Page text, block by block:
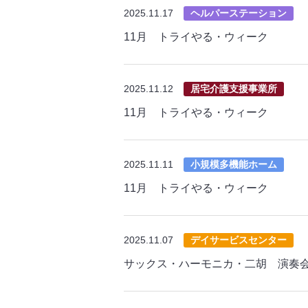
2025.11.17 ヘルパーステーション
11月 トライやる・ウィーク
2025.11.12 居宅介護支援事業所
11月 トライやる・ウィーク
2025.11.11 小規模多機能ホーム
11月 トライやる・ウィーク
2025.11.07 デイサービスセンター
サックス・ハーモニカ・二胡 演奏